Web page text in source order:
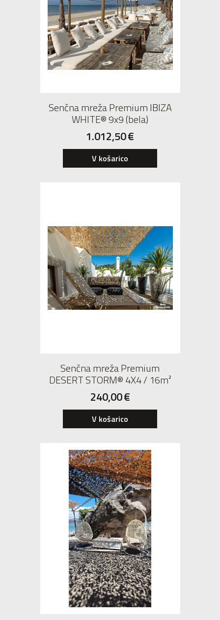
Senčna mreža Premium IBIZA
WHITE® 9x9 (bela)
1.012,50€
V košarico
Senčna mreža Premium
DESERT STORM® 4X4 / 16m²
240,00€
V košarico